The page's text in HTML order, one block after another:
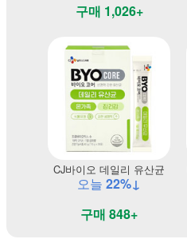
구매 1,026+
CJ바이오 데일리 유산균
오늘 22%↓
구매 848+